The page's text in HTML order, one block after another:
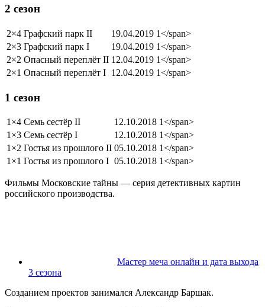
2 сезон
2×4 Графский парк II 19.04.2019 1</span>
2×3 Графский парк I 19.04.2019 1</span>
2×2 Опасный переплёт II 12.04.2019 1</span>
2×1 Опасный переплёт I 12.04.2019 1</span>
1 сезон
1×4 Семь сестёр II 12.10.2018 1</span>
1×3 Семь сестёр I 12.10.2018 1</span>
1×2 Гостья из прошлого II 05.10.2018 1</span>
1×1 Гостья из прошлого I 05.10.2018 1</span>
Фильмы Московские тайны — серия детективных картин
российского производства.
Мастер меча онлайн и дата выхода
3 сезона
Созданием проектов занимался Александр Баршак.